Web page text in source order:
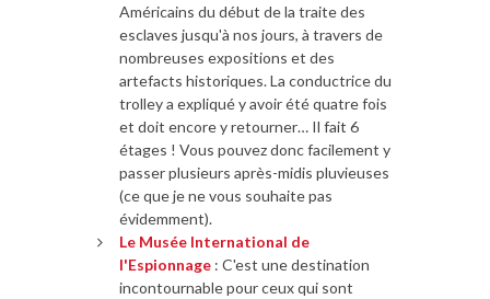
Américains du début de la traite des
esclaves jusqu'à nos jours, à travers de
nombreuses expositions et des
artefacts historiques. La conductrice du
trolley a expliqué y avoir été quatre fois
et doit encore y retourner… Il fait 6
étages ! Vous pouvez donc facilement y
passer plusieurs après-midis pluvieuses
(ce que je ne vous souhaite pas
évidemment).
Le Musée International de
l'Espionnage: C'est une destination
incontournable pour ceux qui sont